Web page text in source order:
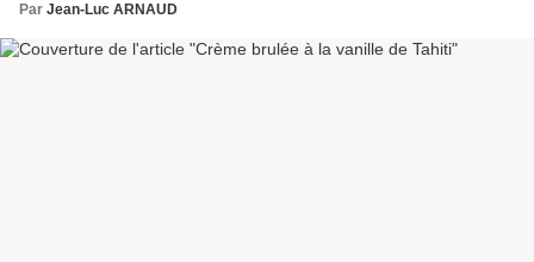
Par Jean-Luc ARNAUD